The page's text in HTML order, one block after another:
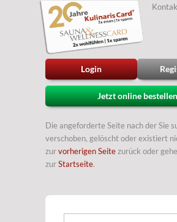
Login
Jetzt online bestellen
Die angeforderte Seite nach der Sie
verschoben, gelöscht oder existiert
zurvorherigen Seitezurück oder
zurStartseite.